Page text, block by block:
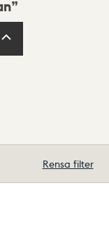
Rensa filter